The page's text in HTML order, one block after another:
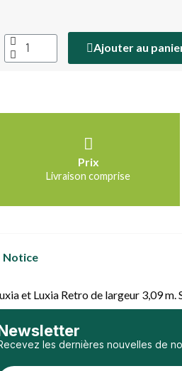
Ajouter au
Prix
Livraison comprise
Notice
et Luxia Retro de largeur 3,09 m.
les dernières nouvelles de